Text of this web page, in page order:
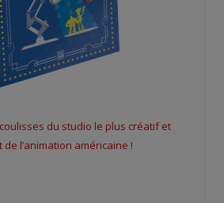
du studio le plus créatif et
de l’animation américaine !